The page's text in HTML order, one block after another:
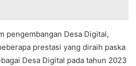
pengembangan Desa Digital,
prestasi yang diraih paska
Desa Digital pada tahun 2023